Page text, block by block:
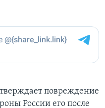
повреждение
России его после